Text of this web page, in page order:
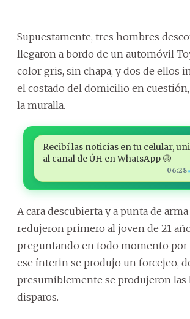
Supuestamente, tres hombres
llegaron a bordo de un automóvil
color gris, sin chapa, y dos de ellos
el costado del domicilio en
la muralla.
Recibí las noticias en tu celular,
al canal de ÚH en WhatsApp 🤩
06:28
A cara descubierta y a punta de
redujeron primero al joven de 21
preguntando en todo momento por
ese ínterin se produjo un forcejeo,
presumiblemente se produjeron las
disparos.